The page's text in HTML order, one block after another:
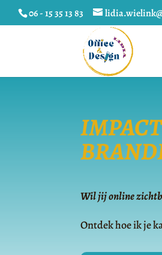
06 - 15 35 13 83
Wil jij online
Ontdek hoe ik je